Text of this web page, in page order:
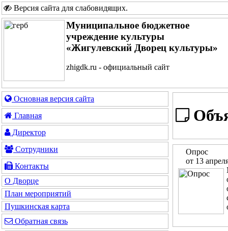
Версия сайта для слабовидящих.
Муниципальное бюджетное
учреждение культуры
«Жигулевский Дворец культуры»
zhigdk.ru - официальный сайт
Основная версия сайта
Главная
Директор
Сотрудники
Контакты
О Дворце
План мероприятий
Пушкинская карта
Обратная связь
Опрос
от 13